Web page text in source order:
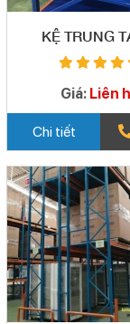
KỆ TRUNG
Giá: Liên
Chi tiết